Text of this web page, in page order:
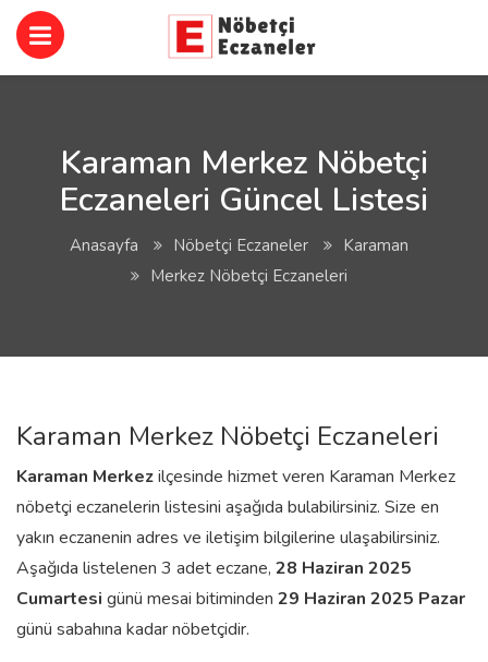
Karaman Merkez Nöbetçi
Eczaneleri Güncel Listesi
Anasayfa Nöbetçi Eczaneler
Karaman
Merkez Nöbetçi Eczaneleri
Karaman Merkez Nöbetçi Eczaneleri
Karaman Merkezilçesinde hizmet veren Karaman Merkez
nöbetçi eczanelerin listesini aşağıda bulabilirsiniz. Size en
yakın eczanenin adres ve iletişim bilgilerine ulaşabilirsiniz.
Aşağıda listelenen 3 adet eczane, 28 Haziran 2025
Cumartesi günü mesai bitiminden 29 Haziran 2025 Pazar
günü sabahına kadar nöbetçidir.